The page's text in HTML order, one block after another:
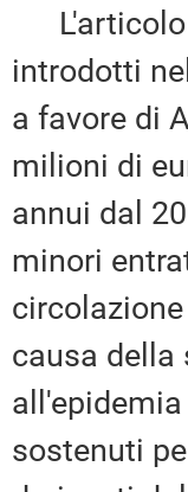
L'articolo
introdotti
a favore di
milioni di
annui dal
minori
causa della
sostenuti